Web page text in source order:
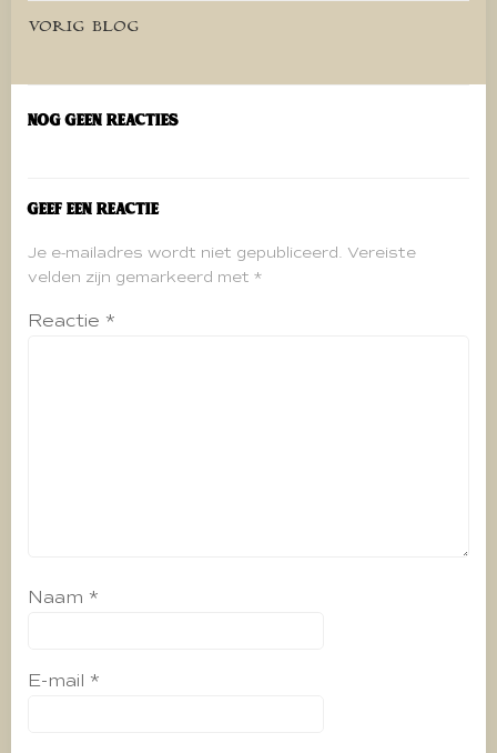
Bericht
navigatie
VORIG BLOG
Nog geen reacties
Geef een reactie
Je e-mailadres wordt niet gepubliceerd. Vereiste
velden zijn gemarkeerd met *
Reactie *
Naam *
E-mail *